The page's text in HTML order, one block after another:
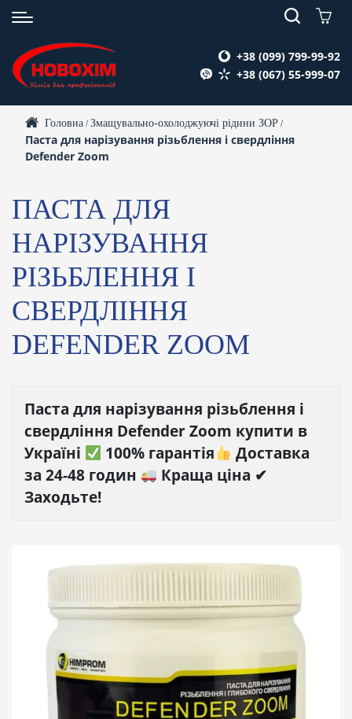
+38 (099) 799-99-92
+38 (067) 55-999-07
Головна /Змащувально-охолоджуючі рідини ЗОР /
Паста для нарізування різьблення і свердління
Defender Zoom
ПАСТА ДЛЯ
НАРІЗУВАННЯ
РІЗЬБЛЕННЯ І
СВЕРДЛІННЯ
DEFENDER ZOOM
Паста для нарізування різьблення і
свердління Defender Zoom купити в
Україні
100% гарантія
Доставка
за 24-48 годин
Краща ціна ✔
Заходьте!